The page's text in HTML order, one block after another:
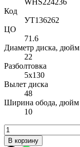
WHS224236
Код
УТ136262
ЦО
71.6
Диаметр диска, дюйм
22
Разболтовка
5x130
Вылет диска
48
Ширина обода, дюйм
10
В корзину